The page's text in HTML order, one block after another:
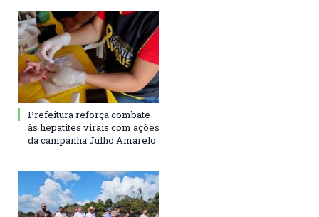
Prefeitura reforça combate
às hepatites virais com ações
da campanha Julho Amarelo